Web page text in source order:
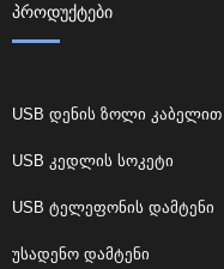
ᲞᲠᲝᲓᲣᲥᲢᲔᲑᲘ
USB დენის ზოლი კაბელით
USB კედლის სოკეტი
USB ტელეფონის დამტენი
უსადენო დამტენი